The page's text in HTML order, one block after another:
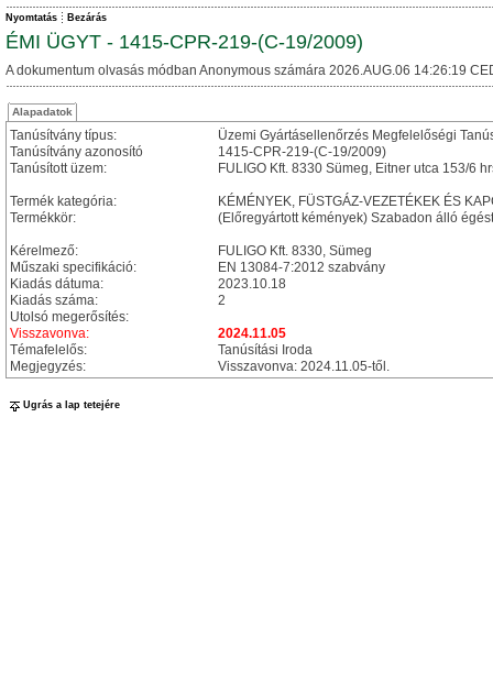
Nyomtatás Bezárás
ÉMI ÜGYT - 1415-CPR-219-(C-19/2009)
A dokumentum olvasás módban Anonymous számára 2026.AUG.06 14:26:19
Alapadatok
Tanúsítvány típus:
Üzemi Gyártásellenőrzés Megfelelőségi
Tanúsítvány azonosító
1415-CPR-219-(C-19/2009)
Tanúsított üzem:
FULIGO Kft. 8330 Sümeg, Eitner utca 153/6
Termék kategória:
KÉMÉNYEK, FÜSTGÁZ-VEZETÉKEK ÉS
Termékkör:
(Előregyártott kémények) Szabadon álló
Kérelmező:
FULIGO Kft. 8330, Sümeg
Műszaki specifikáció:
EN 13084-7:2012 szabvány
Kiadás dátuma:
2023.10.18
Kiadás száma:
2
Utolsó megerősítés:
Visszavonva:
2024.11.05
Témafelelős:
Tanúsítási Iroda
Megjegyzés:
Visszavonva: 2024.11.05-től.
Ugrás a lap tetejére